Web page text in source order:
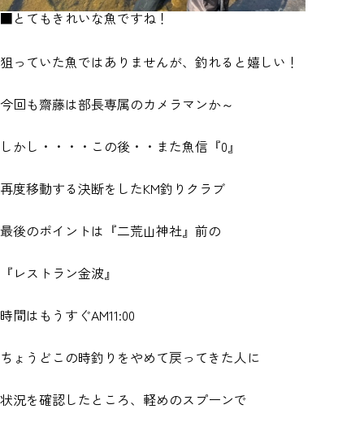
■とてもきれいな魚ですね！
狙っていた魚ではありませんが、釣れると嬉しい！
今回も齋藤は部長専属のカメラマンか～
しかし・・・・この後・・また魚信『0』
再度移動する決断をしたKM釣りクラブ
最後のポイントは『二荒山神社』前の
『レストラン金波』
時間はもうすぐAM11:00
ちょうどこの時釣りをやめて戻ってきた人に
状況を確認したところ、軽めのスプーンで